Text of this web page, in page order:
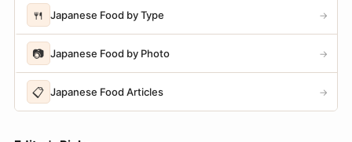
🍴 Japanese Food by Type →
📷 Japanese Food by Photo →
📋 Japanese Food Articles →